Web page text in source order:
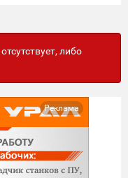
отсутствует, либо
Реклама